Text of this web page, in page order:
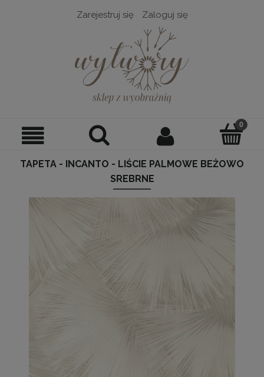
Zarejestruj się Zaloguj się
TAPETA - INCANTO - LIŚCIE PALMOWE BEŻOWO
SREBRNE